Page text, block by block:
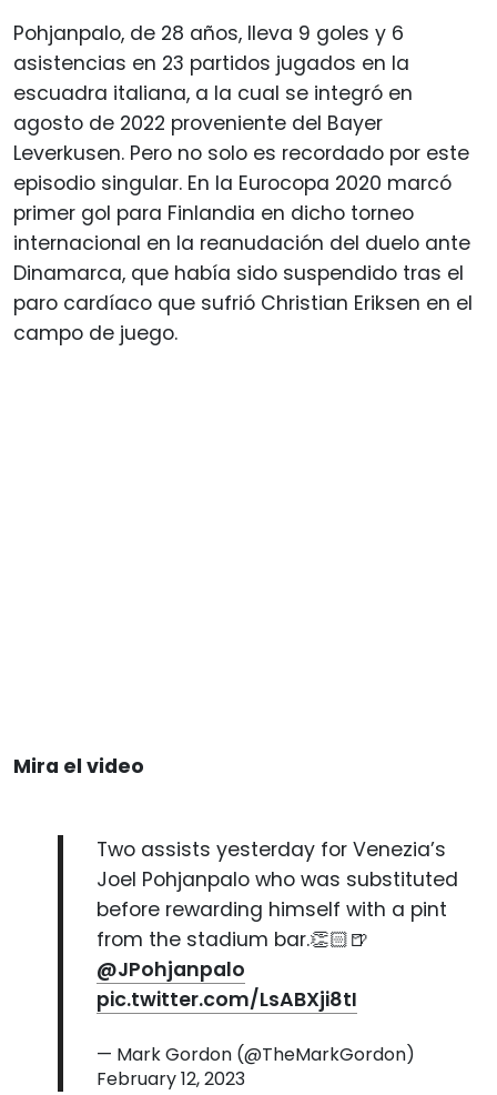
Pohjanpalo, de 28 años, lleva 9 goles y 6
asistencias en 23 partidos jugados en la
escuadra italiana, a la cual se integró en
agosto de 2022 proveniente del Bayer
Leverkusen. Pero no solo es recordado por este
episodio singular. En la Eurocopa 2020 marcó
primer gol para Finlandia en dicho torneo
internacional en la reanudación del duelo ante
Dinamarca, que había sido suspendido tras el
paro cardíaco que sufrió Christian Eriksen en el
campo de juego.
Mira el video
Two assists yesterday for Venezia’s
Joel Pohjanpalo who was substituted
before rewarding himself with a pint
from the stadium bar.👏🏻🍺
@JPohjanpalo
pic.twitter.com/LsABXji8tI
— Mark Gordon (@TheMarkGordon)
February 12, 2023